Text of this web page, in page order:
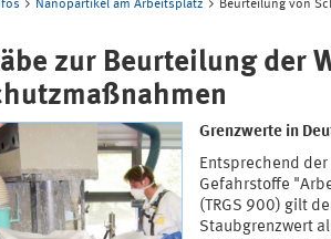
Nanopartikel am Arbeitsplatz Beurteilung von
zur Beurteilung der
Grenzwerte in
Entsprechend der
Gefahrstoffe
(TRGS 900) gilt
Staubgrenzwert